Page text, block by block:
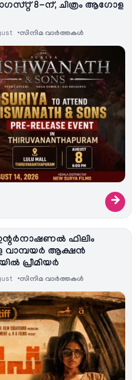
8-ന്, ചിത്രം ആഗോള
സിനിമ വാര്‍ത്തകള്‍
→
ഫിലിം
വാമ്പയർ ആക്ഷൻ
പ്രീമിയർ
സിനിമ വാര്‍ത്തകള്‍